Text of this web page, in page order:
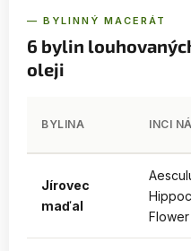
— BYLINNÝ MACERÁT
6 bylin
oleji
BYLINA INCI
Jírovec
maďal
Flower